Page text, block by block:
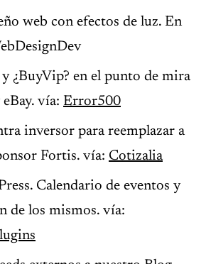
web con efectos de luz. En
¿BuyVip? en el punto de mira
vía: Error500
inversor para reemplazar a
Fortis. vía: Cotizalia
Calendario de eventos y
de los mismos. vía: